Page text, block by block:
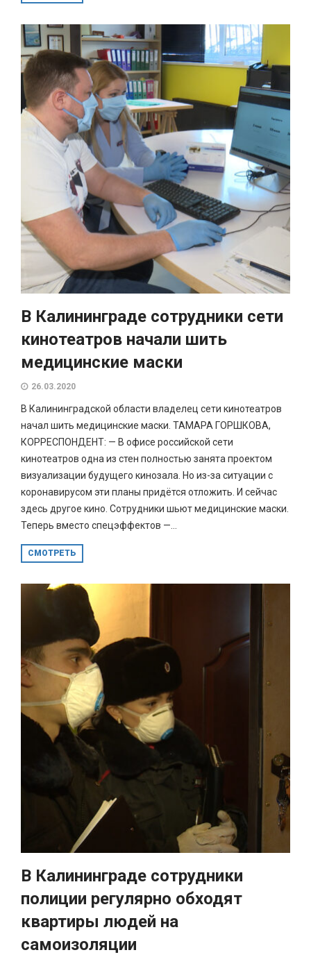
В Калининграде сотрудники сети
кинотеатров начали шить
медицинские маски
26.03.2020
В Калининградской области владелец сети кинотеатров
начал шить медицинские маски. ТАМАРА ГОРШКОВА,
КОРРЕСПОНДЕНТ: — В офисе российской сети
кинотеатров одна из стен полностью занята проектом
визуализации будущего кинозала. Но из-за ситуации с
коронавирусом эти планы придётся отложить. И сейчас
здесь другое кино. Сотрудники шьют медицинские маски.
Теперь вместо спецэффектов —...
СМОТРЕТЬ
В Калининграде сотрудники
полиции регулярно обходят
квартиры людей на
самоизоляции